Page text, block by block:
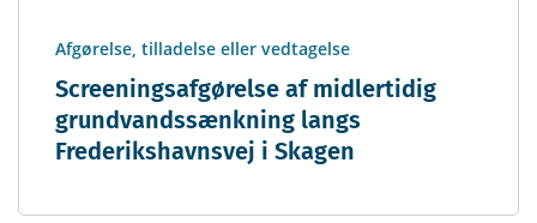
Afgørelse, tilladelse eller vedtagelse
Screeningsafgørelse af midlertidig
grundvandssænkning langs
Frederikshavnsvej i Skagen